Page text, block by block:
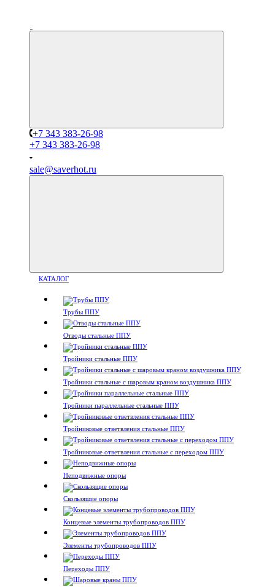
+7 343 383-26-98
+7 343 383-26-98
sale@saverhot.ru
КАТАЛОГ
Трубы ППУ
Отводы стальные ППУ
Тройники стальные ППУ
Тройники стальные с шаровым краном воздушника ППУ
Тройники параллельные стальные ППУ
Тройниковые ответвления стальные ППУ
Тройниковые ответвления стальные с переходом ППУ
Неподвижные опоры
Скользящие опоры
Концевые элементы трубопроводов ППУ
Элементы трубопроводов ППУ
Переходы ППУ